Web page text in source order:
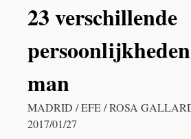
23 verschillende
man
MADRID / EFE / ROSA
2017/01/27